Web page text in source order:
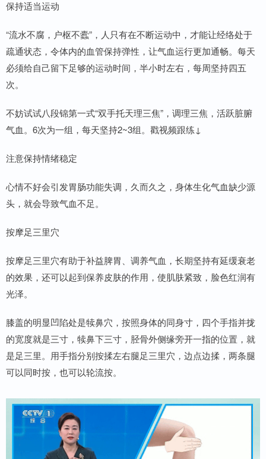
保持适当运动
“流水不腐，户枢不蠹”，人只有在不断运动中，才能让经络处于
疏通状态，令体内的血管保持弹性，让气血运行更加通畅。每天
必须给自己留下足够的运动时间，半小时左右，每周坚持四五
次。
不妨试试八段锦第一式“双手托天理三焦”，调理三焦，活跃脏腑
气血。6次为一组，每天坚持2~3组。戳视频跟练↓
注意保持情绪稳定
心情不好会引发胃肠功能失调，久而久之，身体生化气血缺少源
头，就会导致气血不足。
按摩足三里穴
按摩足三里穴有助于补益脾胃、调养气血，长期坚持有延缓衰老
的效果，还可以起到保养皮肤的作用，使肌肤紧致，脸色红润有
光泽。
膝盖的明显凹陷处是犊鼻穴，按照身体的同身寸，四个手指并拢
的宽度就是三寸，犊鼻下三寸，胫骨外侧缘旁开一指的位置，就
是足三里。用手指分别按揉左右腿足三里穴，边点边揉，两条腿
可以同时按，也可以轮流按。